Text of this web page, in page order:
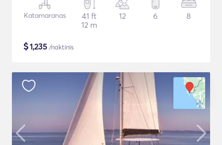
Katamaranas
41 ft
12 m
12 6 8
$1,235 /naktinis